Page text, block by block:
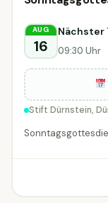
Dürnstein
Sonstiges
AUG
16
Nächster
09:30 Uhr
Stift Dürnstein,